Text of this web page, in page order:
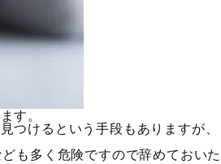
す。
けるという手段もありますが、
も多く危険ですので辞めておいた